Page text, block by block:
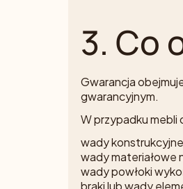
3. Co
Gwarancja
gwarancyjnym.
W przypadku mebli
wady
wady materiałowe
wady powłoki
braki lub wady